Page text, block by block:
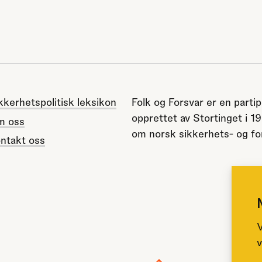
leksikon
oss
oss
Folk og Forsvar er en
opprettet av Stortinget i
om norsk sikkerhets- og